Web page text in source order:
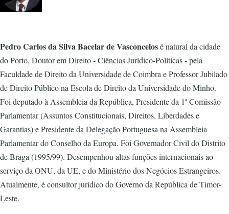
Pedro Carlos da Silva Bacelar de Vasconcelosé natural da cidade
do Porto, Doutor em Direito - Ciências Jurídico-Políticas - pela
Faculdade de Direito da Universidade de Coimbra e Professor Jubilado
de Direito Público na Escola de Direito da Universidade do Minho.
Foi deputado à Assembleia da República, Presidente da 1ª Comissão
Parlamentar (Assuntos Constitucionais, Direitos, Liberdades e
Garantias) e Presidente da Delegação Portuguesa na Assembleia
Parlamentar do Conselho da Europa. Foi Governador Civil do Distrito
de Braga (1995/99). Desempenhou altas funções internacionais ao
serviço da ONU, da UE, e do Ministério dos Negócios Estrangeiros.
Atualmente, é consultor jurídico do Governo da República de Timor-
Leste.